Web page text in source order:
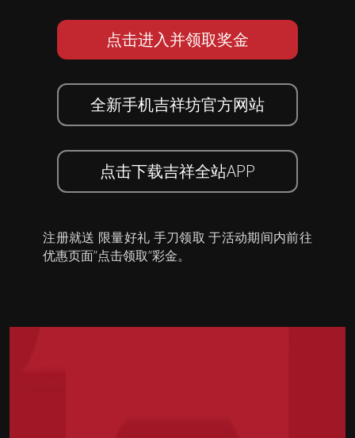
点击进入并领取奖金
全新手机吉祥坊官方网站
点击下载吉祥全站APP
注册就送 限量好礼 手刀领取 于活动期间内前往
优惠页面”点击领取”彩金。